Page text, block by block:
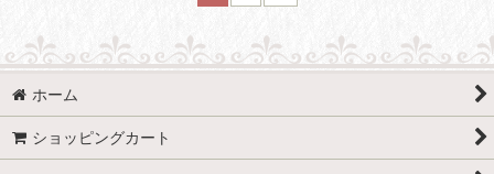
ホーム
ショッピングカート